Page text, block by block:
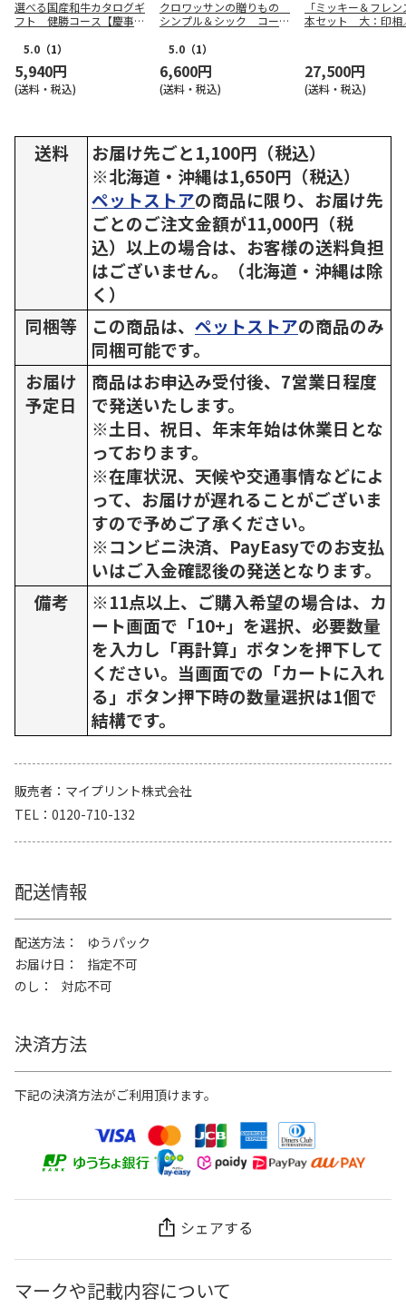
選べる国産和牛カタログギ
フト 健勝コース【慶事
5.0 （1）
5,940円
(送料・税込)
クロワッサンの贈りもの
シンプル＆シック コース
5.0 （1）
6,600円
(送料・税込)
「ミッキー＆フレ
本セット 大：印相
27,500円
(送料・税込)
送料
お届け先ごと1,100円（税込）
※北海道・沖縄は1,650円（税込）
ペットストアの商品に限り、お届け先
ごとのご注文金額が11,000円（税
込）以上の場合は、お客様の送料負担
はございません。（北海道・沖縄は除
く）
同梱等
この商品は、 ペットストアの商品のみ
同梱可能です。
お届け
予定日
商品はお申込み受付後、7営業日程度
で発送いたします。
※土日、祝日、年末年始は休業日とな
っております。
※在庫状況、天候や交通事情などによ
って、お届けが遅れることがございま
すので予めご了承ください。
※コンビニ決済、PayEasyでのお支払
いはご入金確認後の発送となります。
備考
※11点以上、ご購入希望の場合は、カ
ート画面で「10+」を選択、必要数量
を入力し「再計算」ボタンを押下して
ください。当画面での「カートに入れ
る」ボタン押下時の数量選択は1個で
結構です。
販売者
マイプリント株式会社
TEL
0120-710-132
配送情報
配送方法
ゆうパック
お届け日
指定不可
のし
対応不可
決済方法
下記の決済方法がご利用頂けます。
シェアする
マークや記載内容について